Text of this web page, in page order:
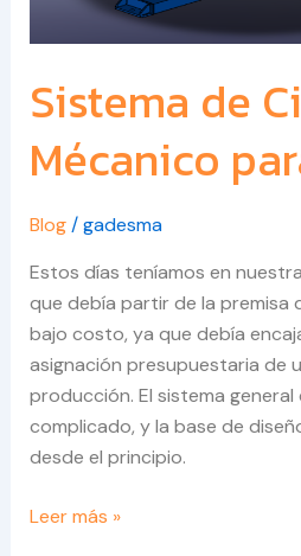
Sistema de
Mécanico
Blog/gadesma
Estos días teníamos en
que debía partir de la premisa
bajo costo, ya que debía
asignación presupuestaria de
producción. El sistema general
complicado, y la base de
desde el principio.
Leer más »